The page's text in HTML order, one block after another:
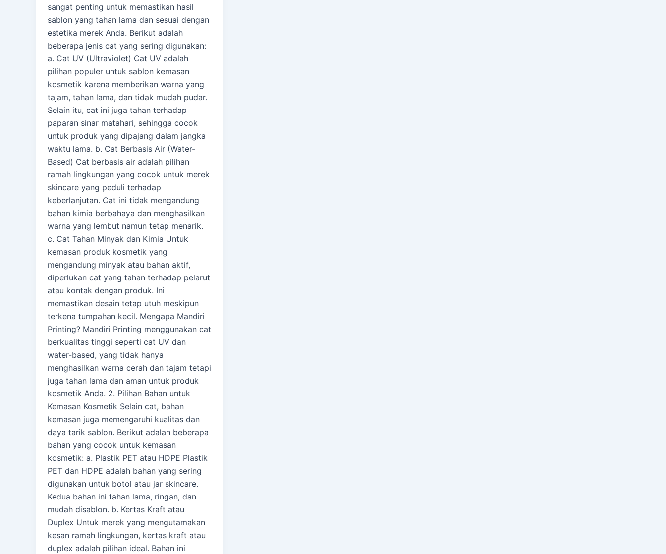
sangat penting untuk memastikan hasil
sablon yang tahan lama dan sesuai dengan
estetika merek Anda. Berikut adalah
beberapa jenis cat yang sering digunakan:
a. Cat UV (Ultraviolet) Cat UV adalah
pilihan populer untuk sablon kemasan
kosmetik karena memberikan warna yang
tajam, tahan lama, dan tidak mudah pudar.
Selain itu, cat ini juga tahan terhadap
paparan sinar matahari, sehingga cocok
untuk produk yang dipajang dalam jangka
waktu lama. b. Cat Berbasis Air (Water-
Based) Cat berbasis air adalah pilihan
ramah lingkungan yang cocok untuk merek
skincare yang peduli terhadap
keberlanjutan. Cat ini tidak mengandung
bahan kimia berbahaya dan menghasilkan
warna yang lembut namun tetap menarik.
c. Cat Tahan Minyak dan Kimia Untuk
kemasan produk kosmetik yang
mengandung minyak atau bahan aktif,
diperlukan cat yang tahan terhadap pelarut
atau kontak dengan produk. Ini
memastikan desain tetap utuh meskipun
terkena tumpahan kecil. Mengapa Mandiri
Printing? Mandiri Printing menggunakan cat
berkualitas tinggi seperti cat UV dan
water-based, yang tidak hanya
menghasilkan warna cerah dan tajam tetapi
juga tahan lama dan aman untuk produk
kosmetik Anda. 2. Pilihan Bahan untuk
Kemasan Kosmetik Selain cat, bahan
kemasan juga memengaruhi kualitas dan
daya tarik sablon. Berikut adalah beberapa
bahan yang cocok untuk kemasan
kosmetik: a. Plastik PET atau HDPE Plastik
PET dan HDPE adalah bahan yang sering
digunakan untuk botol atau jar skincare.
Kedua bahan ini tahan lama, ringan, dan
mudah disablon. b. Kertas Kraft atau
Duplex Untuk merek yang mengutamakan
kesan ramah lingkungan, kertas kraft atau
duplex adalah pilihan ideal. Bahan ini